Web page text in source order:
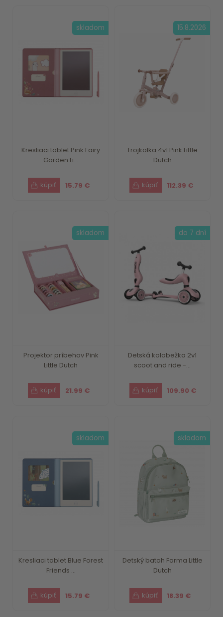
Kresliaci tablet Pink Fairy
Garden Li...
15.79 €
skladom
Trojkolka 4v1 Pink Little
Dutch
112.39 €
15.8.2026
Projektor príbehov Pink
Little Dutch
21.99 €
skladom
Detská kolobežka 2v1
scoot and ride -...
109.90 €
do 7 dní
Kresliaci tablet Blue Forest
Friends ...
15.79 €
skladom
Detský batoh Farma Little
Dutch
18.39 €
skladom